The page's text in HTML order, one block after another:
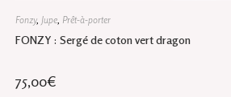
Fonzy, Jupe, Prêt-à-porter
FONZY : Sergé de coton vert dragon
75,00€